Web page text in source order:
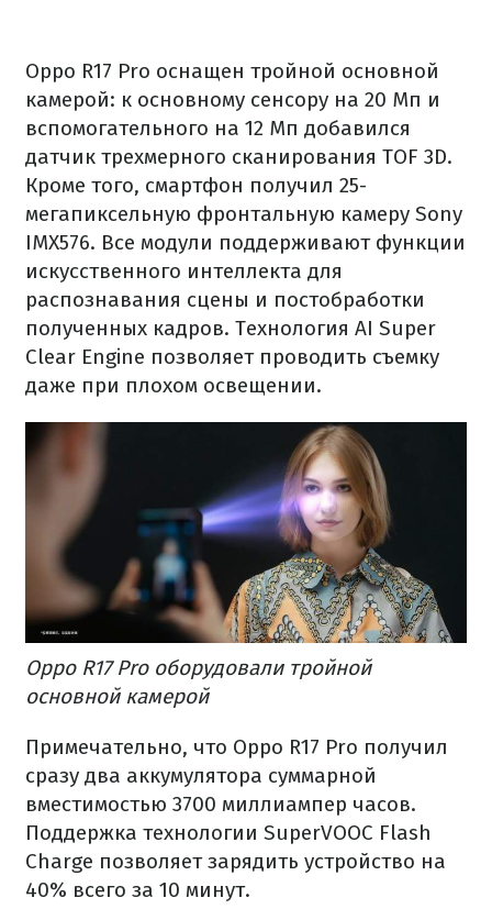
Oppo R17 Pro оснащен тройной основной
камерой: к основному сенсору на 20 Мп и
вспомогательного на 12 Мп добавился
датчик трехмерного сканирования TOF 3D.
Кроме того, смартфон получил 25-
мегапиксельную фронтальную камеру Sony
IMX576. Все модули поддерживают функции
искусственного интеллекта для
распознавания сцены и постобработки
полученных кадров. Технология AI Super
Clear Engine позволяет проводить съемку
даже при плохом освещении.
Oppo R17 Pro оборудовали тройной
основной камерой
Примечательно, что Oppo R17 Pro получил
сразу два аккумулятора суммарной
вместимостью 3700 миллиампер часов.
Поддержка технологии SuperVOOC Flash
Charge позволяет зарядить устройство на
40% всего за 10 минут.